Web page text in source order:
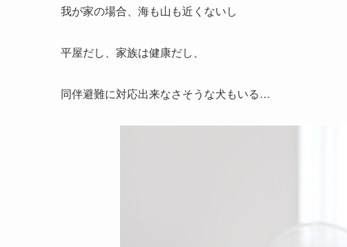
我が家の場合、海も山も近くないし
平屋だし、家族は健康だし、
同伴避難に対応出来なさそうな犬もいる…